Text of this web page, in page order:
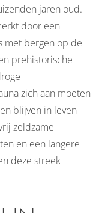
jaren oud.
door een
met bergen op de
prehistorische
zich aan moeten
blijven in leven
zeldzame
en een langere
deze streek